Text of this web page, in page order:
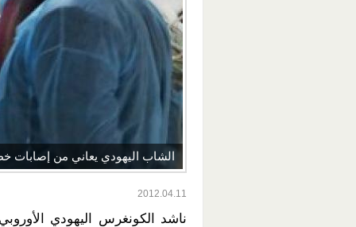
الشاب اليهودي يعاني من
2012.04.11
ناشد الكونغرس اليهودي